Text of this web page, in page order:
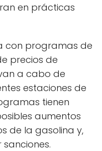
en prácticas
con programas de
precios de
a cabo de
estaciones de
tienen
aumentos
de la gasolina y,